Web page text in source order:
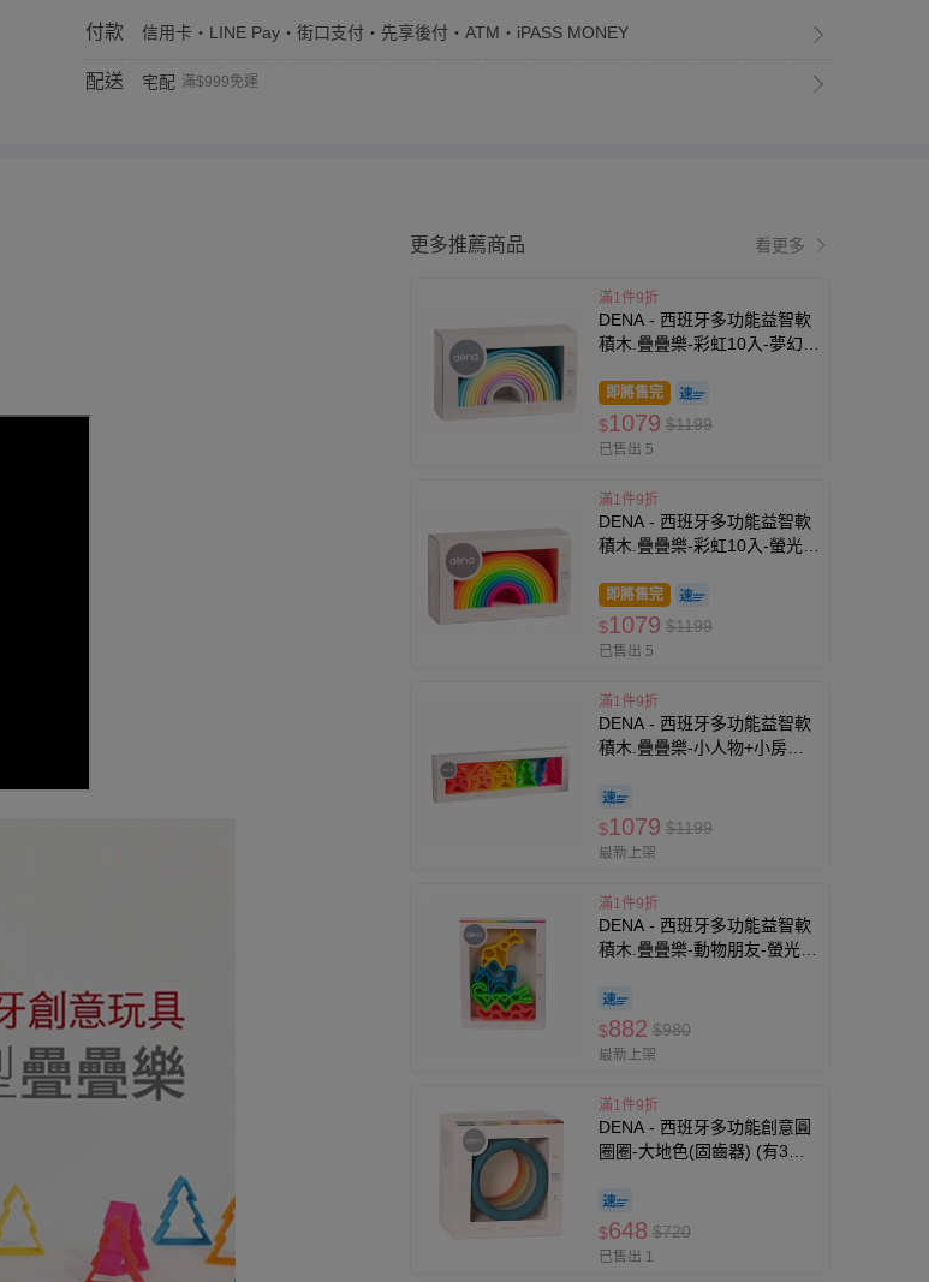
付款 信用卡・LINE Pay・街口支付・先享後付・ATM・iPASS MONEY
配送 宅配 滿$999免運
更多推薦商品 看更多
滿1件9折
DENA - 西班牙多功能益智軟
積木.疊疊樂-彩虹10入-夢幻色
即將售完
$1079 $1199
已售出 5
滿1件9折
DENA - 西班牙多功能益智軟
積木.疊疊樂-彩虹10入-螢光色
即將售完
$1079 $1199
已售出 5
滿1件9折
DENA - 西班牙多功能益智軟
積木.疊疊樂-小人物+小房子
選)
$1079 $1199
最新上架
滿1件9折
DENA - 西班牙多功能益智軟
積木.疊疊樂-動物朋友-螢光色
$882 $980
最新上架
滿1件9折
DENA - 西班牙多功能創意圓
圈圈-大地色(固齒器) (有3色
$648 $720
已售出 1